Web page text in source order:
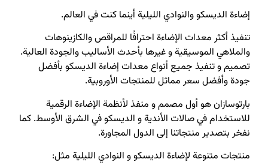
إضاءة الديسكو والنوادي الليلية أينما كنت في العالم.
تنفيذ أكثر معدات الإضاءة احترافًا للمراقص والكازينوهات
والملاهي الموسيقية و غيرها بأحدث الأساليب والجودة العالية.
تصميم و تنفيذ جميع أنواع معدات إضاءة الديسكو بأفضل
جودة وأفضل سعر مماثل للمنتجات الأوروبية.
بارتوسازان هو أول مصمم و منفذ لأنظمة الإضاءة الرقمية
للاستخدام في صالات الأندية و الديسكو في الشرق الأوسط. كما
نفخر بتصدير منتجاتنا إلى الدول المجاورة.
منتجات متنوعة لإضاءة الديسكو و النوادي الليلية مثل: